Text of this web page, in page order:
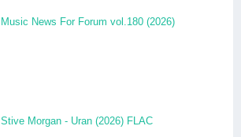
Music News For Forum vol.180 (2026)
Stive Morgan - Uran (2026) FLAC